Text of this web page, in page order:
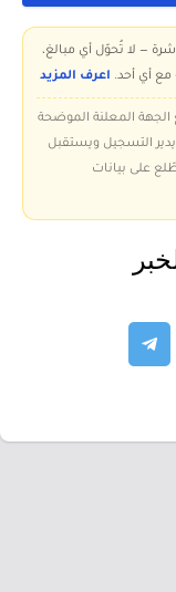
— لا تُحوّل أي مبالغ،
مع أي أحد. اعرف المزيد
الجهة المعلنة الموضحة
التسجيل ويستقبل
على بيانات